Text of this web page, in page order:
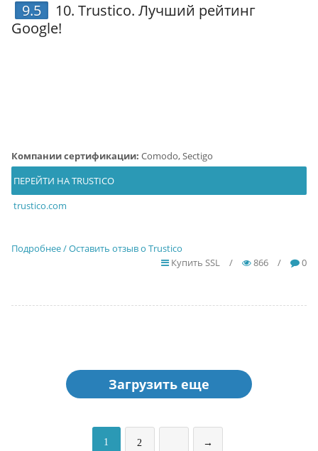
9.5 10. Trustico. Лучший рейтинг
Google!
Компании сертификации: Comodo, Sectigo
ПЕРЕЙТИ НА TRUSTICO
trustico.com
Подробнее / Оставить отзыв о Trustico
Купить SSL
/ 866 / 0
Загрузить еще
1 2 →